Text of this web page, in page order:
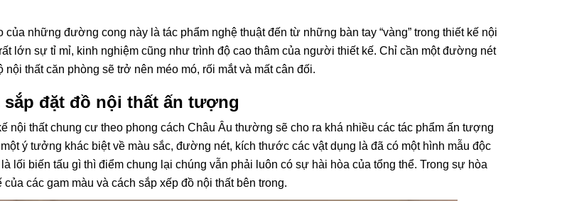
của những đường cong này là tác phẩm nghệ thuật đến từ những bàn tay “vàng” trong thiết kế nội
lớn sự tỉ mỉ, kinh nghiệm cũng như trình độ cao thâm của người thiết kế. Chỉ cần một đường nét
nội thất căn phòng sẽ trở nên méo mó, rối mắt và mất cân đối.
sắp đặt đồ nội thất ấn tượng
nội thất chung cư theo phong cách Châu Âu thường sẽ cho ra khá nhiều các tác phẩm ấn tượng
ý tưởng khác biệt về màu sắc, đường nét, kích thước các vật dụng là đã có một hình mẫu độc
lối biến tấu gì thì điểm chung lại chúng vẫn phải luôn có sự hài hòa của tổng thể. Trong sự hòa
các gam màu và cách sắp xếp đồ nội thất bên trong.